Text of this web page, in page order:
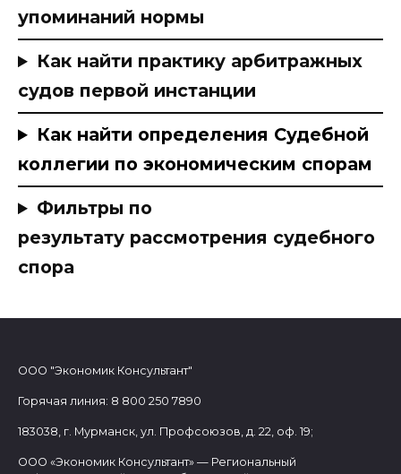
упоминаний нормы
Как найти практику арбитражных
судов первой инстанции
Как найти определения Судебной
коллегии по экономическим спорам
Фильтры по
результату рассмотрения судебного
спора
ООО "Экономик Консультант"
Горячая линия: 8 800 250 7890
183038, г. Мурманск, ул. Профсоюзов, д. 22, оф. 19;
ООО «Экономик Консультант» — Региональный